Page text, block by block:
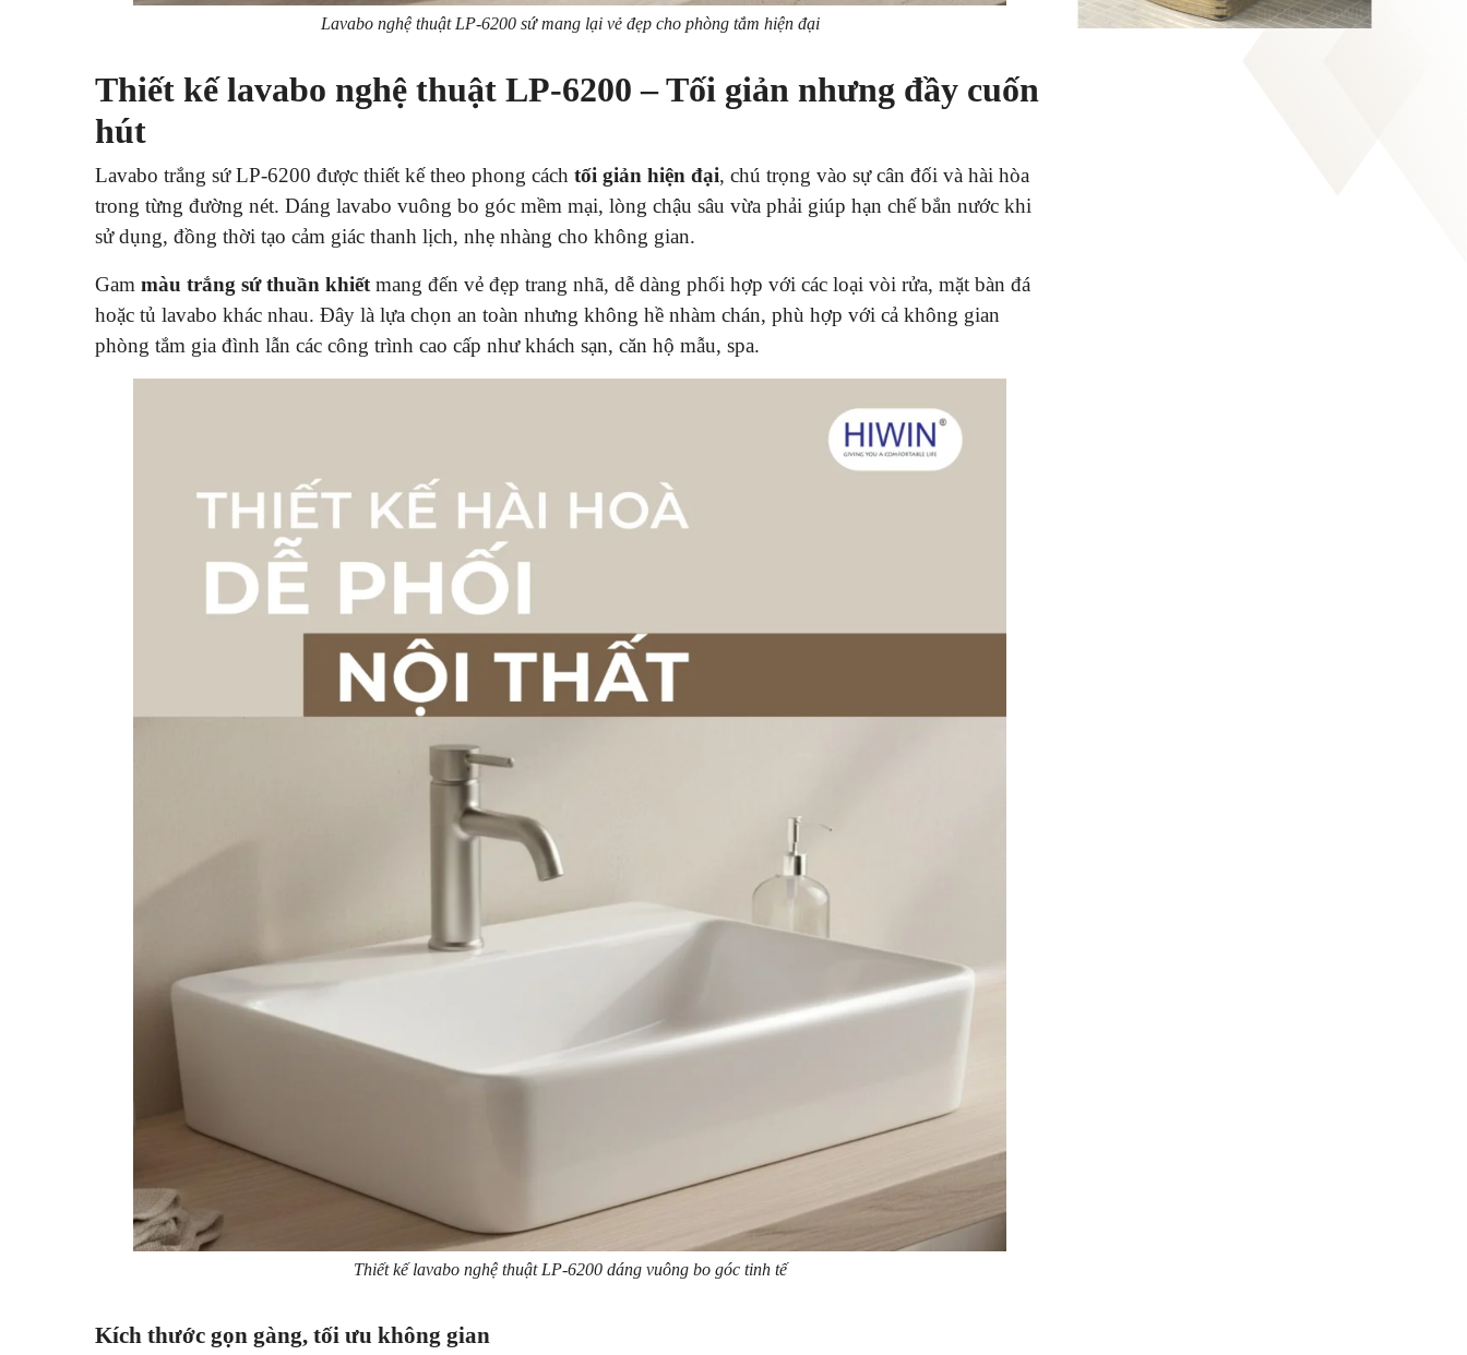
Lavabo nghệ thuật LP-6200 sứ mang lại vẻ đẹp cho phòng tắm hiện đại
Thiết kế lavabo nghệ thuật LP-6200 – Tối giản nhưng đầy cuốn
hút
Lavabo trắng sứ LP-6200 được thiết kế theo phong cách tối giản hiện đại, chú trọng vào sự cân đối và hài hòa
trong từng đường nét. Dáng lavabo vuông bo góc mềm mại, lòng chậu sâu vừa phải giúp hạn chế bắn nước khi
sử dụng, đồng thời tạo cảm giác thanh lịch, nhẹ nhàng cho không gian.
Gam màu trắng sứ thuần khiết mang đến vẻ đẹp trang nhã, dễ dàng phối hợp với các loại vòi rửa, mặt bàn đá
hoặc tủ lavabo khác nhau. Đây là lựa chọn an toàn nhưng không hề nhàm chán, phù hợp với cả không gian
phòng tắm gia đình lẫn các công trình cao cấp như khách sạn, căn hộ mẫu, spa.
Thiết kế lavabo nghệ thuật LP-6200 dáng vuông bo góc tinh tế
Kích thước gọn gàng, tối ưu không gian